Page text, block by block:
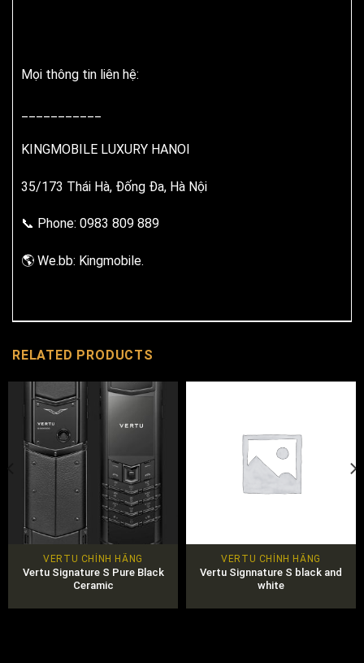
Mọi thông tin liên hệ:
KINGMOBILE LUXURY HANOI
35/173 Thái Hà, Đống Đa, Hà Nội
📞 Phone: 0983 809 889
🌎 We.bb: Kingmobile.
RELATED PRODUCTS
VERTU CHÍNH HÃNG
Vertu Signature S Pure Black
Ceramic
VERTU CHÍNH HÃNG
Vertu Signnature S black and
white